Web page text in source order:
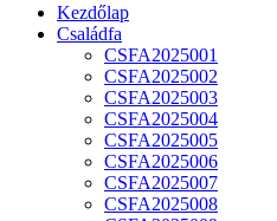
Kezdőlap
Családfa
CSFA2025001
CSFA2025002
CSFA2025003
CSFA2025004
CSFA2025005
CSFA2025006
CSFA2025007
CSFA2025008